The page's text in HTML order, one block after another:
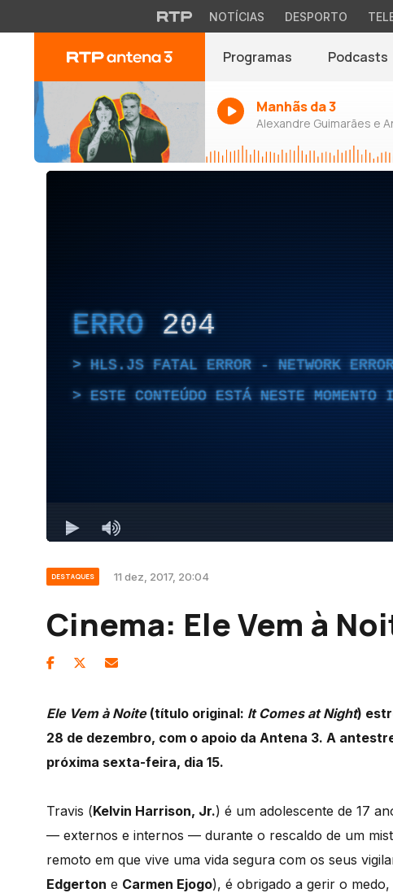
NOTÍCIAS DESPORTO
Programas Podcasts
Manhãs da 3
Alexandre Guimarães e
DESTAQUES 11 dez, 2017, 20:04
Cinema: Ele Vem à
Ele Vem à Noite(título original: It Comes at Night)
28 de dezembro, com o apoio da Antena 3. A
próxima sexta-feira, dia 15.
Travis (Kelvin Harrison, Jr.) é um adolescente de 17
— externos e internos — durante o rescaldo de um
remoto em que vive uma vida segura com os seus
Edgerton e Carmen Ejogo), é obrigado a gerir o